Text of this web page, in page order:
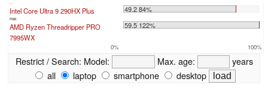
Intel Core Ultra 9 290HX Plus 49.2 84%
max:
AMD Ryzen Threadripper PRO
7995WX
59.5 122%
0% 100%
Restrict / Search: Model: Max. age:
years
all
laptop smartphone desktop